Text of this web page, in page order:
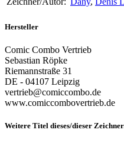
Hersteller
Comic Combo Vertrieb
Sebastian Röpke
Riemannstraße 31
DE - 04107 Leipzig
vertrieb@comiccombo.de
www.comiccombovertrieb.de
Weitere Titel dieses/dieser